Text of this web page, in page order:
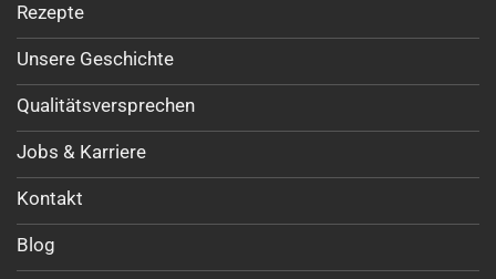
Rezepte
Unsere Geschichte
Qualitätsversprechen
Jobs & Karriere
Kontakt
Blog